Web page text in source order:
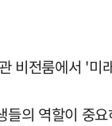
전룸에서 '
의 역할이 중